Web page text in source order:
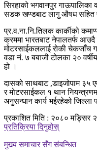
सिरहाको भगवानपुर गाऊपालिका
सडक खण्डबाट लागु औषध सहित
प्र.व.ना.नि.तिलक कार्कीको
क्रममा भारतबाट नेपालतर्फ
मोटरसाईकललाई रोकी चेकजाँच
वडा नं. ७ बबाजी टोलका २०
हो ।
दासको साथबाट ,डाइजोपाम ३५
र मोटरसाईकल १ थान
अनुसन्धान कार्य भईरहेको जिल्ला
प्रकाशित मिति : २०८० मङ्सिर
प्रतिक्रिया दिनुहोस्
मुख्य समाचार सँग संबन्धित